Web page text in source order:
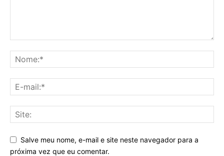
Salve meu nome, e-mail e site neste navegador para a
próxima vez que eu comentar.